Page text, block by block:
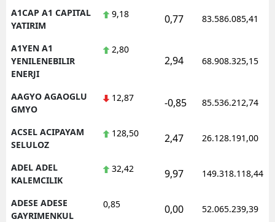
A1CAP A1 CAPITAL
YATIRIM
9,18 0,77 83.586.085,41
A1YEN A1
YENILENEBILIR
ENERJI
2,80
2,94 68.908.325,15
AAGYO AGAOGLU
GMYO
12,87 -0,85 85.536.212,74
ACSEL ACIPAYAM
SELULOZ
128,50 2,47 26.128.191,00
ADEL ADEL
KALEMCILIK
32,42 9,97 149.318.118,44
ADESE ADESE
GAYRIMENKUL
0,85 0,00 52.065.239,39